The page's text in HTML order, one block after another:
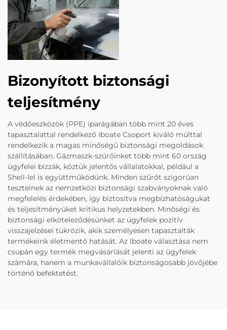
Bizonyított biztonsági
teljesítmény
A védőeszközök (PPE) iparágában több mint 20 éves
tapasztalattal rendelkező Iboate Csoport kiváló múlttal
rendelkezik a magas minőségű biztonsági megoldások
szállításában. Gázmaszk-szűrőinket több mint 60 ország
ügyfelei bízzák, köztük jelentős vállalatokkal, például a
Shell-lel is együttműködünk. Minden szűrőt szigorúan
tesztelnek az nemzetközi biztonsági szabványoknak való
megfelelés érdekében, így biztosítva megbízhatóságukat
és teljesítményüket kritikus helyzetekben. Minőségi és
biztonsági elköteleződésünket az ügyfelek pozitív
visszajelzései tükrözik, akik személyesen tapasztalták
termékeink életmentő hatását. Az Iboate választása nem
csupán egy termék megvásárlását jelenti az ügyfelek
számára, hanem a munkavállalóik biztonságosabb jövőjébe
történő befektetést.